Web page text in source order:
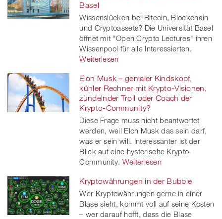
Basel
Wissenslücken bei Bitcoin, Blockchain
und Cryptoassets? Die Universität Basel
öffnet mit "Open Crypto Lectures" ihren
Wissenpool für alle Interessierten.
Weiterlesen
Elon Musk – genialer Kindskopf,
kühler Rechner mit Krypto-Visionen,
zündelnder Troll oder Coach der
Krypto-Community?
Diese Frage muss nicht beantwortet
werden, weil Elon Musk das sein darf,
was er sein will. Interessanter ist der
Blick auf eine hysterische Krypto-
Community. Weiterlesen
Kryptowährungen in der Bubble
Wer Kryptowährungen gerne in einer
Blase sieht, kommt voll auf seine Kosten
– wer darauf hofft, dass die Blase